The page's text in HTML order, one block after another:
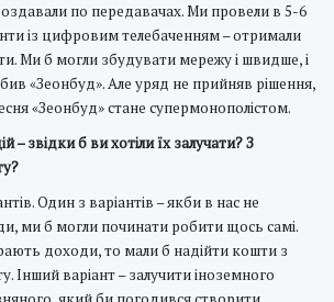
по передавачах. Ми провели в 5-6
із цифровим телебаченням – отримали
Ми б могли збудувати мережу і швидше, і
«Зеонбуд». Але уряд не прийняв рішення,
«Зеонбуд» стане супермонополістом.
– звідки б ви хотіли їх залучати? З
Один з варіантів – якби в нас не
ми б могли починати робити щось самі.
доходи, то мали б надійти кошти з
Інший варіант – залучити іноземного